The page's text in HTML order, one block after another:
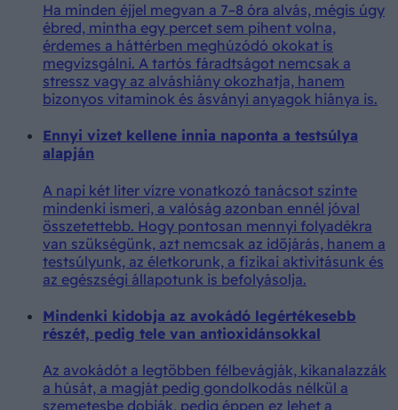
Ha minden éjjel megvan a 7–8 óra alvás, mégis úgy
ébred, mintha egy percet sem pihent volna,
érdemes a háttérben meghúzódó okokat is
megvizsgálni. A tartós fáradtságot nemcsak a
stressz vagy az alváshiány okozhatja, hanem
bizonyos vitaminok és ásványi anyagok hiánya is.
Ennyi vizet kellene innia naponta a testsúlya
alapján
A napi két liter vízre vonatkozó tanácsot szinte
mindenki ismeri, a valóság azonban ennél jóval
összetettebb. Hogy pontosan mennyi folyadékra
van szükségünk, azt nemcsak az időjárás, hanem a
testsúlyunk, az életkorunk, a fizikai aktivitásunk és
az egészségi állapotunk is befolyásolja.
Mindenki kidobja az avokádó legértékesebb
részét, pedig tele van antioxidánsokkal
Az avokádót a legtöbben félbevágják, kikanalazzák
a húsát, a magját pedig gondolkodás nélkül a
szemetesbe dobják, pedig éppen ez lehet a